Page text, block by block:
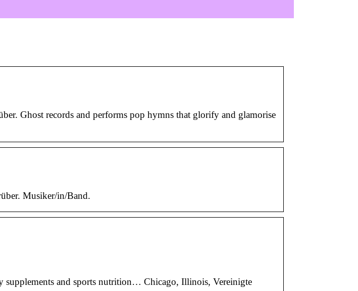
Ghost records and performs pop hymns that glorify and glamorise
Musiker/in/Band.
and sports nutrition… Chicago, Illinois, Vereinigte